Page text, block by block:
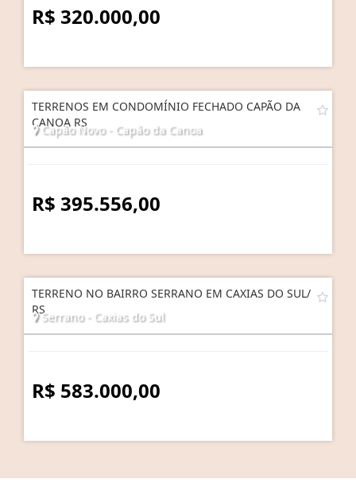
R$ 320.000,00
TERRENOS EM CONDOMÍNIO FECHADO CAPÃO DA
CANOA RS
Capão Novo - Capão da Canoa
R$ 395.556,00
TERRENO NO BAIRRO SERRANO EM CAXIAS DO SUL/
RSSerrano - Caxias do Sul
R$ 583.000,00